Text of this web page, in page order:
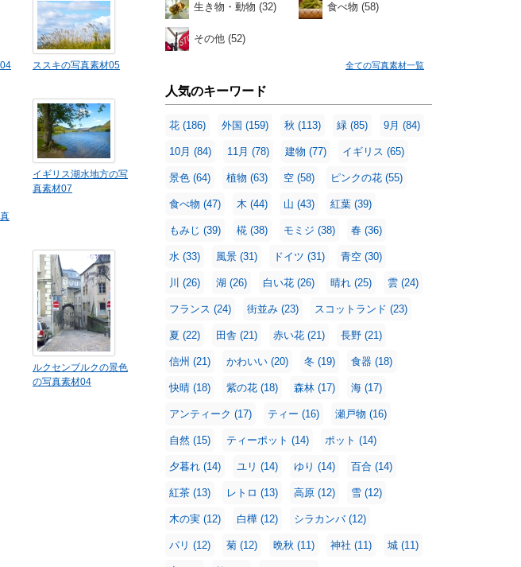
生き物・動物 (32) 食べ物 (58)
その他 (52)
全ての写真素材一覧
人気のキーワード
花 (186) 外国 (159) 秋 (113) 緑 (85) 9月 (84)
10月 (84) 11月 (78) 建物 (77) イギリス (65)
景色 (64) 植物 (63) 空 (58) ピンクの花 (55)
食べ物 (47) 木 (44) 山 (43) 紅葉 (39)
もみじ (39) 椛 (38) モミジ (38) 春 (36)
水 (33) 風景 (31) ドイツ (31) 青空 (30)
川 (26) 湖 (26) 白い花 (26) 晴れ (25) 雲 (24)
フランス (24) 街並み (23) スコットランド (23)
夏 (22) 田舎 (21) 赤い花 (21) 長野 (21)
信州 (21) かわいい (20) 冬 (19) 食器 (18)
快晴 (18) 紫の花 (18) 森林 (17) 海 (17)
アンティーク (17) ティー (16) 瀬戸物 (16)
自然 (15) ティーポット (14) ポット (14)
夕暮れ (14) ユリ (14) ゆり (14) 百合 (14)
紅茶 (13) レトロ (13) 高原 (12) 雪 (12)
木の実 (12) 白樺 (12) シラカンバ (12)
パリ (12) 菊 (12) 晩秋 (11) 神社 (11) 城 (11)
ススキの写真素材05
イギリス湖水地方の写
真素材07
ルクセンブルクの景色
の写真素材04